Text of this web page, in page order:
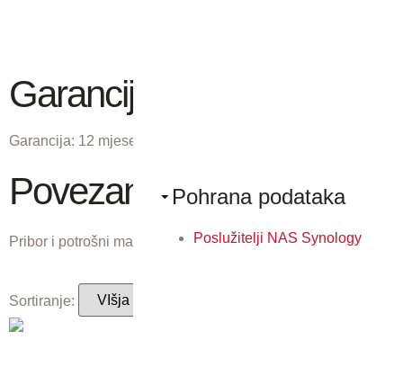
Pohrana podataka
Poslužitelji NAS Synology
Garancija
Garancija: 12 mjeseci
Povezani proizvodi
Pribor i potrošni materijal koji odgovaraju ovom proizvodu.
Sortiranje: